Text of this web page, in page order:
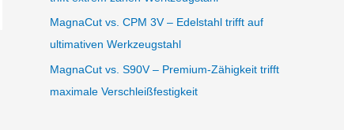
MagnaCut vs. CPM 3V – Edelstahl trifft auf
ultimativen Werkzeugstahl
MagnaCut vs. S90V – Premium-Zähigkeit trifft
maximale Verschleißfestigkeit